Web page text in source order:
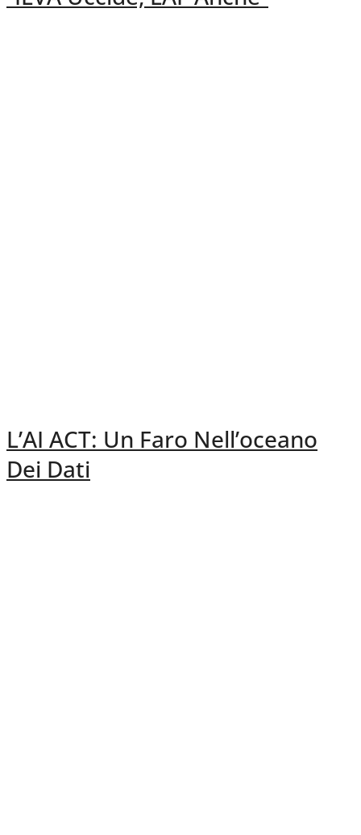
L’AI ACT: Un Faro Nell’oceano
Dei Dati